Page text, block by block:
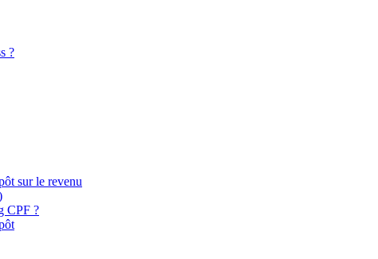
?
sur le revenu
CPF ?